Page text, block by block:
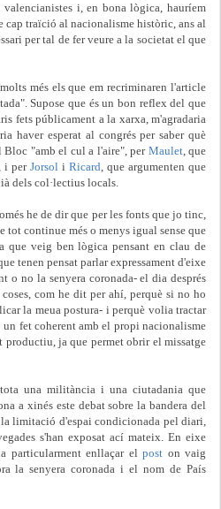
i, en bona lògica, hauríem
cap traïció al nacionalisme històric, ans al
per tal de fer veure a la societat el que
més els que em recriminaren l'article
Supose que és un bon reflex del que
fets públicament a la xarxa, m'agradaria
haver esperat al congrés per saber què
Bloc "amb el cul a l'aire",per Maulet, que
i perJorsoli Ricard, que argumenten que
dels col·lectius locals.
he de dir que per les fonts que jo tinc,
tot continue més o menys igual sense que
que veig ben lògica pensant en clau de
tenen pensat parlar expressament d'eixe
o no la senyera coronada- el dia després
com he dit per ahí, perquè si no ho
la meua postura- i perquè volia tractar
fet coherent amb el propi nacionalisme
productiu, ja que permet obrir el missatge
una militància i una ciutadania que
a xinés este debat sobre la bandera del
limitació d'espai condicionada pel diari,
s'han exposat ací mateix. En eixe
particularmentenllaçar elpost on vaig
la senyera coronada i el nom de País